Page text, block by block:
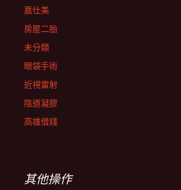
嘉仕美
房屋二胎
未分類
眼袋手術
近視雷射
陰道凝膠
高雄借錢
其他操作